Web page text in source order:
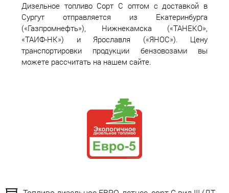
Дизельное топливо Сорт С оптом с доставкой в
Сургут отправляется из Екатеринбурга
(«Газпромнефть»), Нижнекамска («ТАНЕКО»,
«ТАИФ-НК») и Ярославля («ЯНОС»). Цену
транспортировки продукции бензовозами вы
можете рассчитать на нашем сайте.